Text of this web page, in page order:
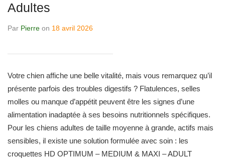
Adultes
Par Pierre on 18 avril 2026
Votre chien affiche une belle vitalité, mais vous remarquez qu’il
présente parfois des troubles digestifs ? Flatulences, selles
molles ou manque d’appétit peuvent être les signes d’une
alimentation inadaptée à ses besoins nutritionnels spécifiques.
Pour les chiens adultes de taille moyenne à grande, actifs mais
sensibles, il existe une solution formulée avec soin : les
croquettes HD OPTIMUM – MEDIUM & MAXI – ADULT